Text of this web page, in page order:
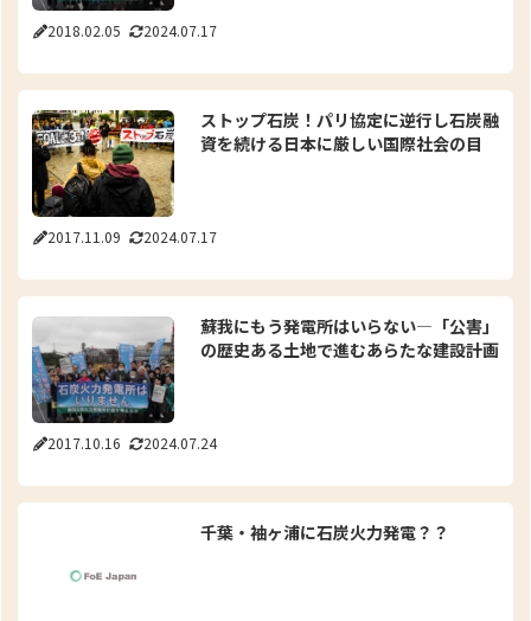
2018.02.05 2024.07.17
2017.11.09 2024.07.17
ストップ石炭！パリ協定に逆行し石炭融
資を続ける日本に厳しい国際社会の目
2017.10.16 2024.07.24
蘇我にもう発電所はいらない—「公害」
の歴史ある土地で進むあらたな建設計画
千葉・袖ヶ浦に石炭火力発電？？